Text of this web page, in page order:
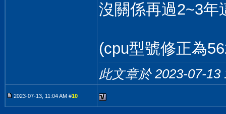
沒關係再過2~3年
(cpu型號修正為
此文章於 2023-07-13
2023-07-13, 11:04 AM #10